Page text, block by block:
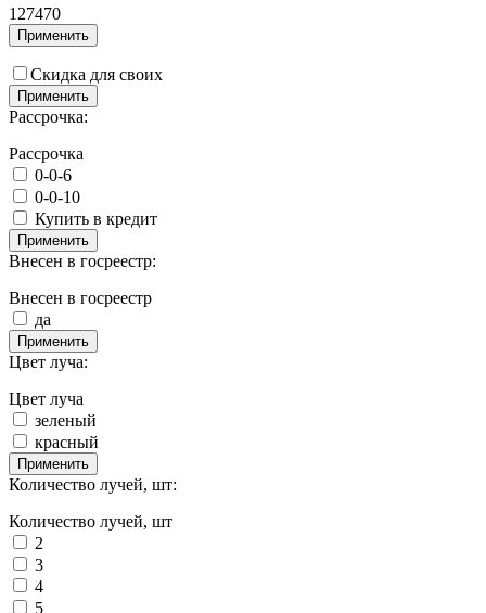
127470
Применить
Скидка для своих
Применить
Рассрочка:
Рассрочка
0-0-6
0-0-10
Купить в кредит
Применить
Внесен в госреестр:
Внесен в госреестр
да
Применить
Цвет луча:
Цвет луча
зеленый
красный
Применить
Количество лучей, шт:
Количество лучей, шт
2
3
4
5